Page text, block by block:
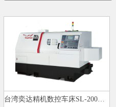
台湾奕达精机数控车床SL-200（ML…